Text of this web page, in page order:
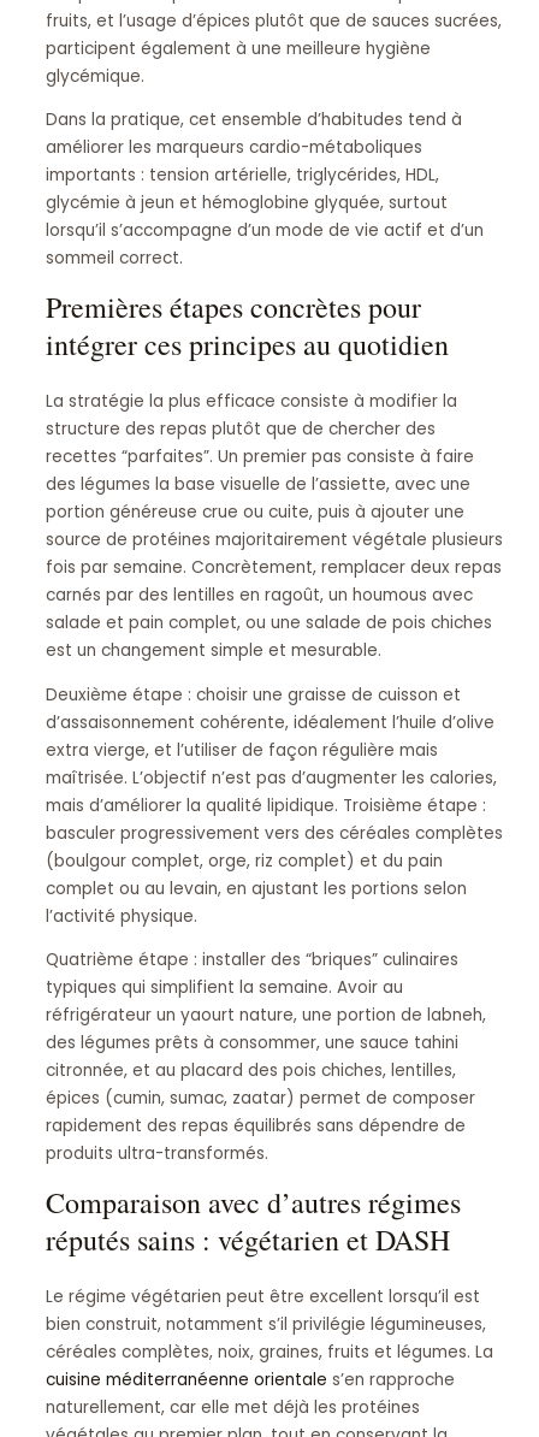
fruits, et l’usage d’épices plutôt que de sauces sucrées,
participent également à une meilleure hygiène
glycémique.
Dans la pratique, cet ensemble d’habitudes tend à
améliorer les marqueurs cardio-métaboliques
importants : tension artérielle, triglycérides, HDL,
glycémie à jeun et hémoglobine glyquée, surtout
lorsqu’il s’accompagne d’un mode de vie actif et d’un
sommeil correct.
Premières étapes concrètes pour
intégrer ces principes au quotidien
La stratégie la plus efficace consiste à modifier la
structure des repas plutôt que de chercher des
recettes “parfaites”. Un premier pas consiste à faire
des légumes la base visuelle de l’assiette, avec une
portion généreuse crue ou cuite, puis à ajouter une
source de protéines majoritairement végétale plusieurs
fois par semaine. Concrètement, remplacer deux repas
carnés par des lentilles en ragoût, un houmous avec
salade et pain complet, ou une salade de pois chiches
est un changement simple et mesurable.
Deuxième étape : choisir une graisse de cuisson et
d’assaisonnement cohérente, idéalement l’huile d’olive
extra vierge, et l’utiliser de façon régulière mais
maîtrisée. L’objectif n’est pas d’augmenter les calories,
mais d’améliorer la qualité lipidique. Troisième étape :
basculer progressivement vers des céréales complètes
(boulgour complet, orge, riz complet) et du pain
complet ou au levain, en ajustant les portions selon
l’activité physique.
Quatrième étape : installer des “briques” culinaires
typiques qui simplifient la semaine. Avoir au
réfrigérateur un yaourt nature, une portion de labneh,
des légumes prêts à consommer, une sauce tahini
citronnée, et au placard des pois chiches, lentilles,
épices (cumin, sumac, zaatar) permet de composer
rapidement des repas équilibrés sans dépendre de
produits ultra-transformés.
Comparaison avec d’autres régimes
réputés sains : végétarien et DASH
Le régime végétarien peut être excellent lorsqu’il est
bien construit, notamment s’il privilégie légumineuses,
céréales complètes, noix, graines, fruits et légumes. La
cuisine méditerranéenne orientale s’en rapproche
naturellement, car elle met déjà les protéines